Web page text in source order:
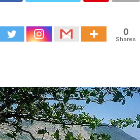
0
Shares